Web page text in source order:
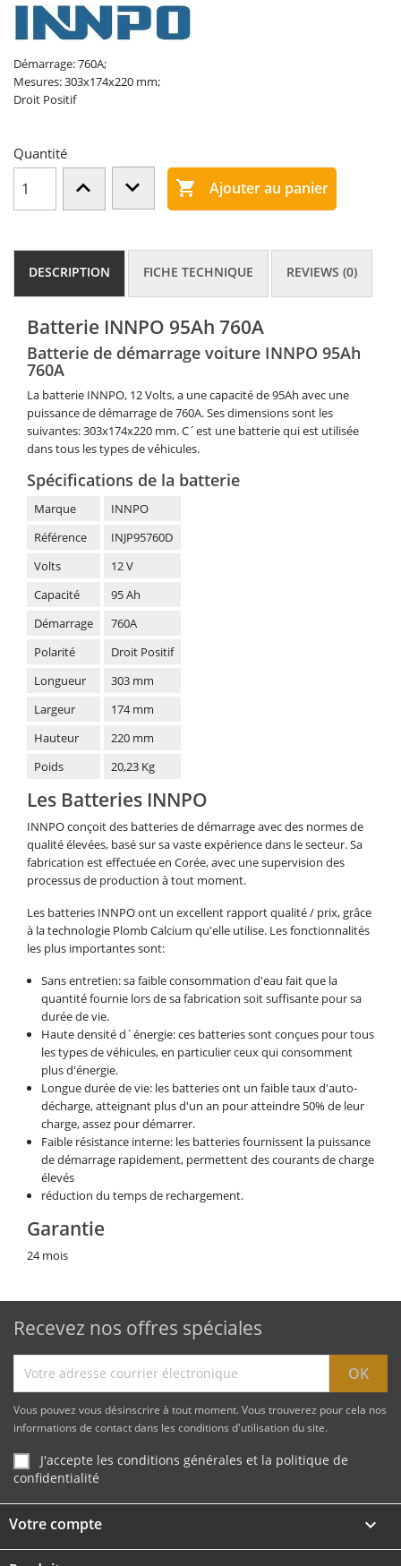
Démarrage: 760A;
Mesures: 303x174x220 mm;
Droit Positif
Quantité
 Ajouter au panier
DESCRIPTION FICHE TECHNIQUE REVIEWS (0)
Batterie INNPO 95Ah 760A
Batterie de démarrage voiture INNPO 95Ah
760A
La batterie INNPO, 12 Volts, a une capacité de 95Ah avec une
puissance de démarrage de 760A. Ses dimensions sont les
suivantes: 303x174x220 mm. C´est une batterie qui est utilisée
dans tous les types de véhicules.
Spécifications de la batterie
Marque
INNPO
Référence
INJP95760D
Volts
12 V
Capacité
95 Ah
Démarrage
760A
Polarité
Droit Positif
Longueur
303 mm
Largeur
174 mm
Hauteur
220 mm
Poids
20,23 Kg
Les Batteries INNPO
INNPO conçoit des batteries de démarrage avec des normes de
qualité élevées, basé sur sa vaste expérience dans le secteur. Sa
fabrication est effectuée en Corée, avec une supervision des
processus de production à tout moment.
Les batteries INNPO ont un excellent rapport qualité / prix, grâce
à la technologie Plomb Calcium qu'elle utilise. Les fonctionnalités
les plus importantes sont:
Sans entretien: sa faible consommation d'eau fait que la
quantité fournie lors de sa fabrication soit suffisante pour sa
durée de vie.
Haute densité d´énergie: ces batteries sont conçues pour tous
les types de véhicules, en particulier ceux qui consomment
plus d'énergie.
Longue durée de vie: les batteries ont un faible taux d'auto-
décharge, atteignant plus d'un an pour atteindre 50% de leur
charge, assez pour démarrer.
Faible résistance interne: les batteries fournissent la puissance
de démarrage rapidement, permettent des courants de charge
élevés
réduction du temps de rechargement.
Garantie
24 mois
Recevez nos offres spéciales
Vous pouvez vous désinscrire à tout moment. Vous trouverez pour cela nos
informations de contact dans les conditions d'utilisation du site.
J'accepte les conditions générales et la politique de
confidentialité
Votre compte 